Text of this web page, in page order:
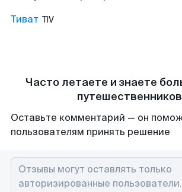
Тиват TIV
Часто летаете и знаете
Оставьте комментарий — он
пользователям принять решение